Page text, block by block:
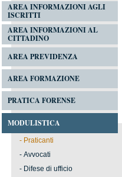
AREA INFORMAZIONI AGLI
ISCRITTI
AREA INFORMAZIONI AL
CITTADINO
AREA PREVIDENZA
AREA FORMAZIONE
PRATICA FORENSE
MODULISTICA
- Praticanti
- Avvocati
- Difese di ufficio